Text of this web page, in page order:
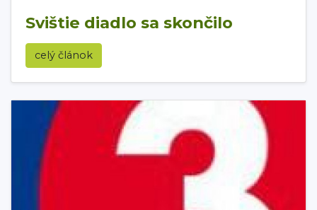
Svištie diadlo sa skončilo
celý článok